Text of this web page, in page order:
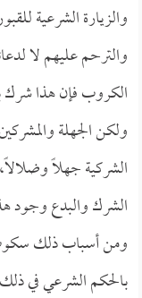
والزيارة الشرعية
والترحم عليهم لا
الكروب فإن هذا شرك
ولكن الجهلة والمشركين
الشركية جهلاً
الشرك والبدع وجود
ومن أسباب ذلك
بالحكم الشرعي في